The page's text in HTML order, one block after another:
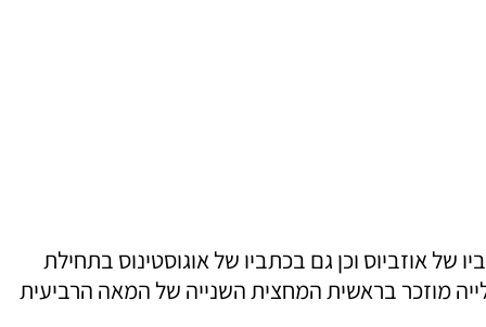
של אוזביוס וכן גם בכתביו של אוגוסטינוס בתחילת
אתר העלייה מוזכר בראשית המחצית השנייה של המאה הרביעית